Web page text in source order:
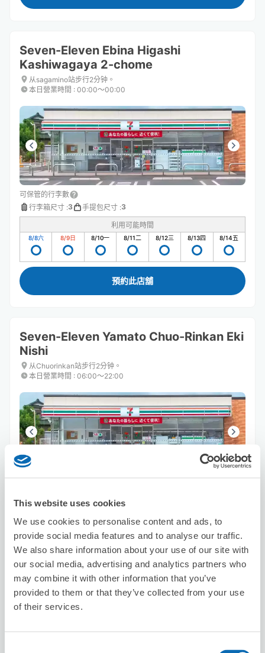
This website uses cookies
We use cookies to personalise content and ads, to
provide social media features and to analyse our traffic.
We also share information about your use of our site with
our social media, advertising and analytics partners who
may combine it with other information that you’ve
provided to them or that they’ve collected from your use
of their services.
Seven-Eleven Ebina Higashi
Kashiwagaya 2-chome
从sagamino站步行2分钟。
本日營業時間 : 00:00〜00:00
可保管的行李數
行李箱尺寸 :3 手提包尺寸 :3
利用可能時間
8/8六 8/9日 8/10一 8/11二 8/12三 8/13四 8/14五
預約此店舖
Seven-Eleven Yamato Chuo-Rinkan Eki
Nishi
从Chuorinkan站步行2分钟。
本日營業時間 : 06:00〜22:00
8/8六 8/9日 8/10一 8/11二 8/12三 8/13四 8/14
預約此店舖